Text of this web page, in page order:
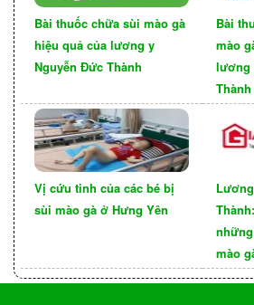
Bệnh nhân có triệu chứng sùi
dàng lây cho những người
hoạt hàng ngày hay quan
Bài thuốc chữa sùi mào gà
hiệu quả của lương y
Nguyễn Đức Thành
Bài
mào
lương
Thành
Vị cứu tinh của các bé bị
sùi mào gà ở Hưng Yên
mào